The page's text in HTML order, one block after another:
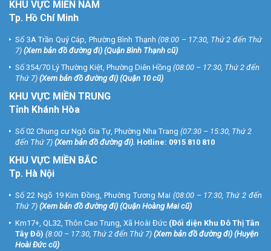
KHU VỰC MIỀN NAM
Tp. Hồ Chí Minh
Số 3A Trần Quý Cáp, Phường Bình Thạnh (08:00 – 17:30, Thứ 2 đến Thứ
7) (Xem bản đồ đường đi) (Quận Bình Thạnh cũ)
Số 354/70 Lý Thường Kiệt, Phường Diên Hồng (08:00 – 17:30, Thứ 2 đến
Thứ 7) (Xem bản đồ đường đi) (Quận 10 cũ)
KHU VỰC MIỀN TRUNG
Tỉnh Khánh Hòa
Số 02 Chung cư Ngô Gia Tự, Phường Nha Trang (07:30 – 15:30, Thứ 2
đến Thứ 7) (Xem bản đồ đường đi). Hotline: 0915 810 810
KHU VỰC MIỀN BẮC
Tp. Hà Nội
Số 22 Ngõ 19 Kim Đồng, Phường Tương Mai (08:00 – 17:30, Thứ 2 đến
Thứ 7) (Xem bản đồ đường đi) (Quận Hoàng Mai cũ)
Km17+, QL32, Thôn Cao Trung, Xã Hoài Đức (Đối diện Khu Đô Thị Tân
Tây Đô) (8:00 – 17:30, Thứ 2 đến Thứ 7) (Xem bản đồ đường đi) (Huyện
Hoài Đức cũ)